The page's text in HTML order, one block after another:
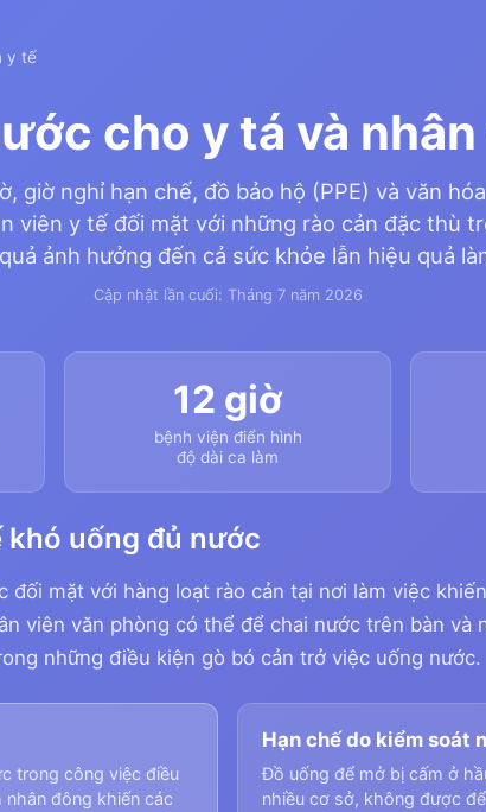
y tế
cho y tá và
giờ nghỉ hạn chế, đồ bảo hộ (PPE) và văn
viên y tế đối mặt với những rào cản đặc thù
ảnh hưởng đến cả sức khỏe lẫn hiệu quả
Cập nhật lần cuối: Tháng 7 năm 2026
12 giờ
bệnh viện điển hình
độ dài ca làm
khó uống đủ nước
đối mặt với hàng loạt rào cản tại nơi làm việc
viên văn phòng có thể để chai nước trên bàn và
những điều kiện gò bó cản trở việc uống nước.
trong công việc điều
đông khiến các
Hạn chế do kiểm soát
Đồ uống để mở bị cấm ở
nhiều cơ sở, không được